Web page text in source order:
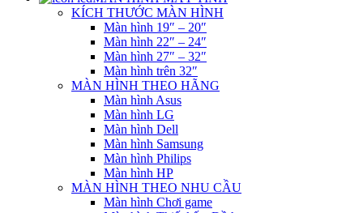
KÍCH THƯỚC MÀN HÌNH
Màn hình 19″ – 20″
Màn hình 22″ – 24″
Màn hình 27″ – 32″
Màn hình trên 32″
MÀN HÌNH THEO HÃNG
Màn hình Asus
Màn hình LG
Màn hình Dell
Màn hình Samsung
Màn hình Philips
Màn hình HP
MÀN HÌNH THEO NHU CẦU
Màn hình Chơi game